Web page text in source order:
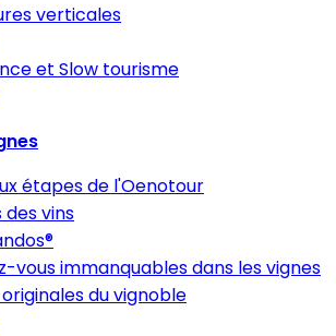
verticales
et Slow tourisme
étapes de l'Oenotour
des vins
vous immanquables dans les vignes
du vignoble